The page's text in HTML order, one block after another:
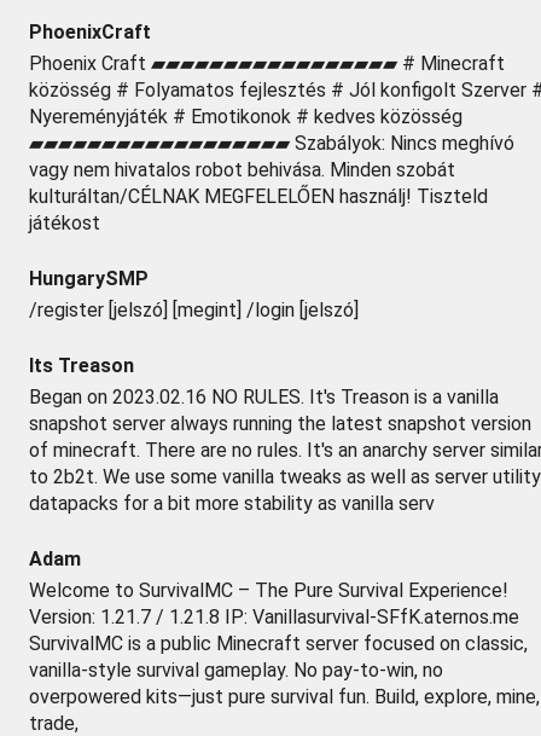
PhoenixCraft
Phoenix Craft ▰▰▰▰▰▰▰▰▰▰▰▰▰▰▰▰▰ # Minecraft
közösség # Folyamatos fejlesztés # Jól konfigolt Szerver
Nyereményjáték # Emotikonok # kedves közösség
▰▰▰▰▰▰▰▰▰▰▰▰▰▰▰▰▰▰ Szabályok: Nincs meghívó
vagy nem hivatalos robot behivása. Minden szobát
kulturáltan/CÉLNAK MEGFELELŐEN használj! Tiszteld
játékost
HungarySMP
/register [jelszó] [megint] /login [jelszó]
Its Treason
Began on 2023.02.16 NO RULES. It's Treason is a vanilla
snapshot server always running the latest snapshot version
of minecraft. There are no rules. It's an anarchy server
to 2b2t. We use some vanilla tweaks as well as server utility
datapacks for a bit more stability as vanilla serv
Adam
Welcome to SurvivalMC – The Pure Survival Experience!
Version: 1.21.7 / 1.21.8 IP: Vanillasurvival-SFfK.aternos.me
SurvivalMC is a public Minecraft server focused on classic,
vanilla-style survival gameplay. No pay-to-win, no
overpowered kits—just pure survival fun. Build, explore, mine,
trade,